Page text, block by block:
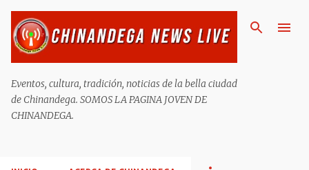
Eventos, cultura, tradición, noticias de la bella ciudad
de Chinandega. SOMOS LA PAGINA JOVEN DE
CHINANDEGA.